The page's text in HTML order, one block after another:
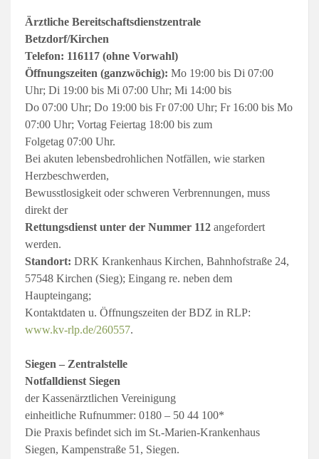
Ärztliche Bereitschaftsdienstzentrale
Betzdorf/Kirchen
Telefon: 116117 (ohne Vorwahl)
Öffnungszeiten (ganzwöchig): Mo 19:00 bis Di 07:00
Uhr; Di 19:00 bis Mi 07:00 Uhr; Mi 14:00 bis
Do 07:00 Uhr; Do 19:00 bis Fr 07:00 Uhr; Fr 16:00 bis Mo
07:00 Uhr; Vortag Feiertag 18:00 bis zum
Folgetag 07:00 Uhr.
Bei akuten lebensbedrohlichen Notfällen, wie starken
Herzbeschwerden,
Bewusstlosigkeit oder schweren Verbrennungen, muss
direkt der
Rettungsdienst unter der Nummer 112 angefordert
werden.
Standort: DRK Krankenhaus Kirchen, Bahnhofstraße 24,
57548 Kirchen (Sieg); Eingang re. neben dem
Haupteingang;
Kontaktdaten u. Öffnungszeiten der BDZ in RLP:
www.kv-rlp.de/260557.
Siegen – Zentralstelle
Notfalldienst Siegen
der Kassenärztlichen Vereinigung
einheitliche Rufnummer: 0180 – 50 44 100*
Die Praxis befindet sich im St.-Marien-Krankenhaus
Siegen, Kampenstraße 51, Siegen.